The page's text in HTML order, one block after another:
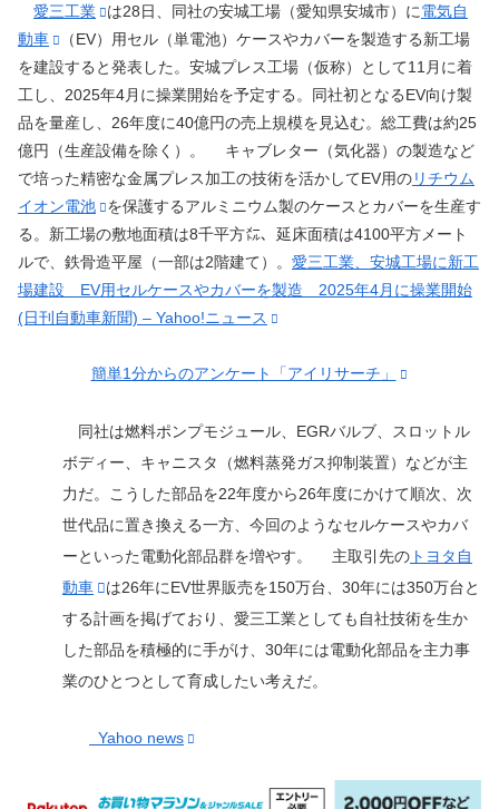
愛三工業 は28日、同社の安城工場（愛知県安城市）に電気自
動車
（EV）用セル（単電池）ケースやカバーを製造する新工場
を建設すると発表した。安城プレス工場（仮称）として11月に着
工し、2025年4月に操業開始を予定する。同社初となるEV向け製
品を量産し、26年度に40億円の売上規模を見込む。総工費は約25
億円（生産設備を除く）。 キャブレター（気化器）の製造など
で培った精密な金属プレス加工の技術を活かしてEV用のリチウム
イオン電池
を保護するアルミニウム製のケースとカバーを生産す
る。新工場の敷地面積は8千平方㍍、延床面積は4100平方メート
ルで、鉄骨造平屋（一部は2階建て）。 愛三工業、安城工場に新工
場建設 EV用セルケースやカバーを製造 2025年4月に操業開始
(日刊自動車新聞) – Yahoo!ニュース
簡単1分からのアンケート「アイリサーチ」
同社は燃料ポンプモジュール、EGRバルブ、スロットル
ボディー、キャニスタ（燃料蒸発ガス抑制装置）などが主
力だ。こうした部品を22年度から26年度にかけて順次、次
世代品に置き換える一方、今回のようなセルケースやカバ
ーといった電動化部品群を増やす。 主取引先の トヨタ自
動車
は26年にEV世界販売を150万台、30年には350万台と
する計画を掲げており、愛三工業としても自社技術を生か
した部品を積極的に手がけ、30年には電動化部品を主力事
業のひとつとして育成したい考えだ。
Yahoo news